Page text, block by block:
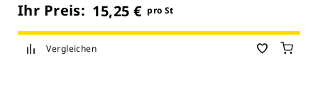
Ihr Preis: 15,25 € pro St
Vergleichen